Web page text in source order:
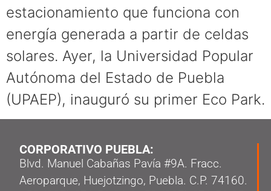
estacionamiento que funciona con
energía generada a partir de celdas
solares. Ayer, la Universidad Popular
Autónoma del Estado de Puebla
(UPAEP), inauguró su primer Eco Park.
CORPORATIVO PUEBLA:
Blvd. Manuel Cabañas Pavía #9A. Fracc.
Aeroparque, Huejotzingo, Puebla. C.P. 74160.